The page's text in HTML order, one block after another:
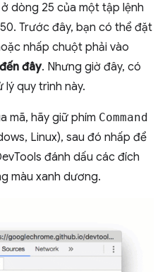
dòng 25 của một tập lệnh
Trước đây, bạn có thể đặt
nhấp chuột phải vào
đây. Nhưng giờ đây, có
lý quy trình này.
mã, hãy giữ phím Command
Linux), sau đó nhấp để
đánh dấu các đích
màu xanh dương.